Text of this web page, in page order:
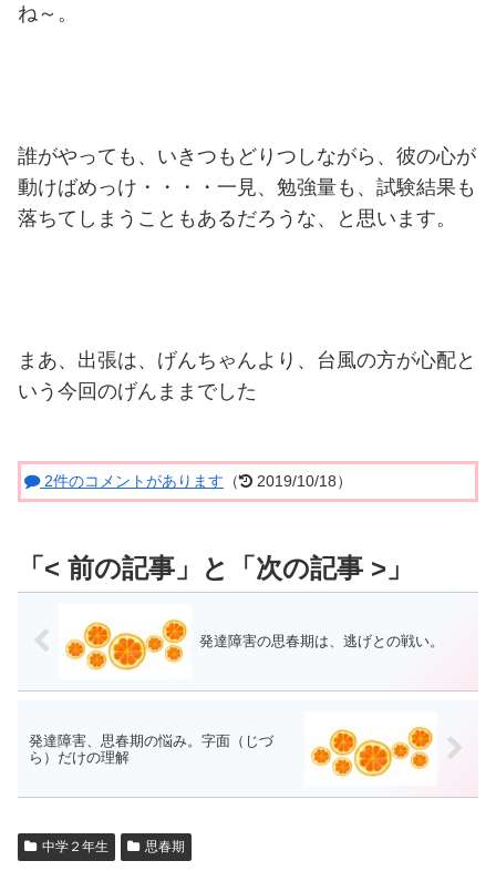
ね～。
誰がやっても、いきつもどりつしながら、彼の心が
動けばめっけ・・・・一見、勉強量も、試験結果も
落ちてしまうこともあるだろうな、と思います。
まあ、出張は、げんちゃんより、台風の方が心配と
いう今回のげんままでした
2件のコメントがあります （ 2019/10/18）
発達障害の思春期は、逃げとの戦い。
発達障害、思春期の悩み。字面（じづ
ら）だけの理解
中学２年生 思春期